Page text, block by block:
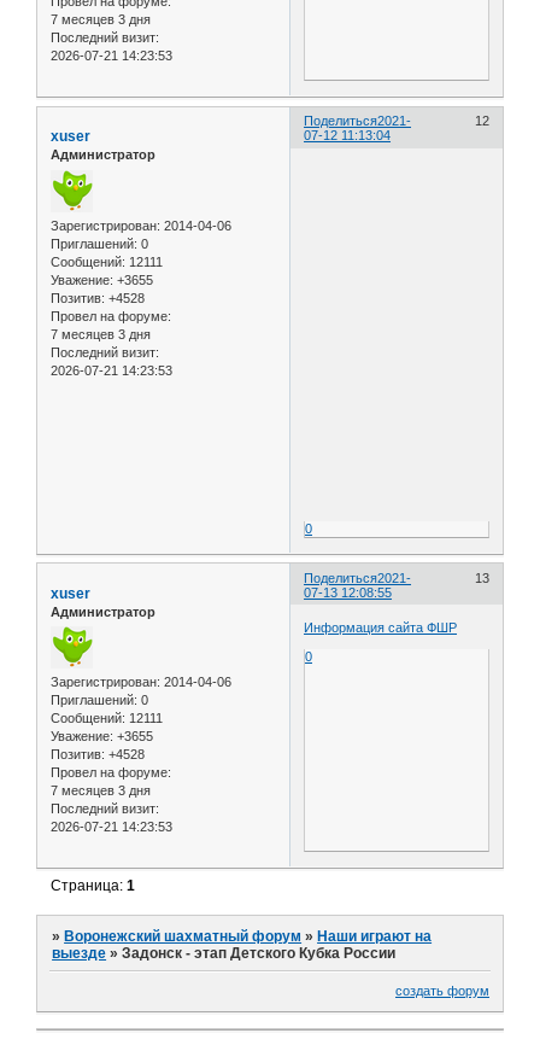
7 месяцев 3 дня
Последний визит:
2026-07-21 14:23:53
Поделиться 12
2021-
07-12 11:13:04
xuser
Администратор
Зарегистрирован: 2014-04-06
Приглашений: 0
Сообщений: 12111
Уважение: +3655
Позитив: +4528
Провел на форуме:
7 месяцев 3 дня
Последний визит:
2026-07-21 14:23:53
0
Поделиться 13
2021-
07-13 12:08:55
xuser
Администратор
Зарегистрирован: 2014-04-06
Приглашений: 0
Сообщений: 12111
Уважение: +3655
Позитив: +4528
Провел на форуме:
7 месяцев 3 дня
Последний визит:
2026-07-21 14:23:53
Информация сайта ФШР
0
Страница:1
»Воронежский шахматный форум »Наши играют на
выезде »Задонск - этап Детского Кубка России
создать форум